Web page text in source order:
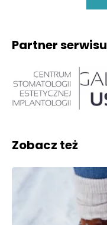
Partner serwisu
Zobacz też